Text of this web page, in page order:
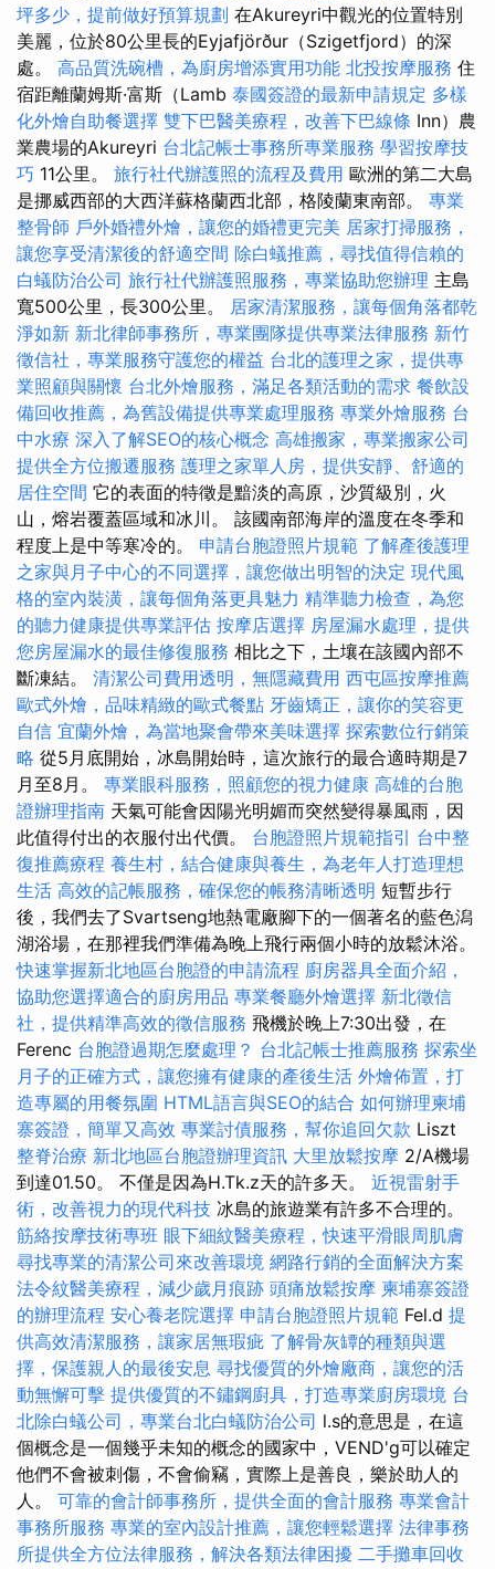
坪多少，提前做好預算規劃 在Akureyri中觀光的位置特別
美麗，位於80公里長的Eyjafjörður（Szigetfjord）的深
處。 高品質洗碗槽，為廚房增添實用功能 北投按摩服務 住
宿距離蘭姆斯·富斯（Lamb 泰國簽證的最新申請規定 多樣
化外燴自助餐選擇 雙下巴醫美療程，改善下巴線條 Inn）農
業農場的Akureyri 台北記帳士事務所專業服務 學習按摩技
巧 11公里。 旅行社代辦護照的流程及費用 歐洲的第二大島
是挪威西部的大西洋蘇格蘭西北部，格陵蘭東南部。 專業
整骨師 戶外婚禮外燴，讓您的婚禮更完美 居家打掃服務，
讓您享受清潔後的舒適空間 除白蟻推薦，尋找值得信賴的
白蟻防治公司 旅行社代辦護照服務，專業協助您辦理 主島
寬500公里，長300公里。 居家清潔服務，讓每個角落都乾
淨如新 新北律師事務所，專業團隊提供專業法律服務 新竹
徵信社，專業服務守護您的權益 台北的護理之家，提供專
業照顧與關懷 台北外燴服務，滿足各類活動的需求 餐飲設
備回收推薦，為舊設備提供專業處理服務 專業外燴服務 台
中水療 深入了解SEO的核心概念 高雄搬家，專業搬家公司
提供全方位搬遷服務 護理之家單人房，提供安靜、舒適的
居住空間 它的表面的特徵是黯淡的高原，沙質級別，火
山，熔岩覆蓋區域和冰川。 該國南部海岸的溫度在冬季和
程度上是中等寒冷的。 申請台胞證照片規範 了解產後護理
之家與月子中心的不同選擇，讓您做出明智的決定 現代風
格的室內裝潢，讓每個角落更具魅力 精準聽力檢查，為您
的聽力健康提供專業評估 按摩店選擇 房屋漏水處理，提供
您房屋漏水的最佳修復服務 相比之下，土壤在該國內部不
斷凍結。 清潔公司費用透明，無隱藏費用 西屯區按摩推薦
歐式外燴，品味精緻的歐式餐點 牙齒矯正，讓你的笑容更
自信 宜蘭外燴，為當地聚會帶來美味選擇 探索數位行銷策
略 從5月底開始，冰島開始時，這次旅行的最合適時期是7
月至8月。 專業眼科服務，照顧您的視力健康 高雄的台胞
證辦理指南 天氣可能會因陽光明媚而突然變得暴風雨，因
此值得付出的衣服付出代價。 台胞證照片規範指引 台中整
復推薦療程 養生村，結合健康與養生，為老年人打造理想
生活 高效的記帳服務，確保您的帳務清晰透明 短暫步行
後，我們去了Svartseng地熱電廠腳下的一個著名的藍色潟
湖浴場，在那裡我們準備為晚上飛行兩個小時的放鬆沐浴。
快速掌握新北地區台胞證的申請流程 廚房器具全面介紹，
協助您選擇適合的廚房用品 專業餐廳外燴選擇 新北徵信
社，提供精準高效的徵信服務 飛機於晚上7:30出發，在
Ferenc 台胞證過期怎麼處理？ 台北記帳士推薦服務 探索坐
月子的正確方式，讓您擁有健康的產後生活 外燴佈置，打
造專屬的用餐氛圍 HTML語言與SEO的結合 如何辦理柬埔
寨簽證，簡單又高效 專業討債服務，幫你追回欠款 Liszt
整脊治療 新北地區台胞證辦理資訊 大里放鬆按摩 2/A機場
到達01.50。 不僅是因為H.Tk.z天的許多天。 近視雷射手
術，改善視力的現代科技 冰島的旅遊業有許多不合理的。
筋絡按摩技術專班 眼下細紋醫美療程，快速平滑眼周肌膚
尋找專業的清潔公司來改善環境 網路行銷的全面解決方案
法令紋醫美療程，減少歲月痕跡 頭痛放鬆按摩 柬埔寨簽證
的辦理流程 安心養老院選擇 申請台胞證照片規範 Fel.d 提
供高效清潔服務，讓家居無瑕疵 了解骨灰罈的種類與選
擇，保護親人的最後安息 尋找優質的外燴廠商，讓您的活
動無懈可擊 提供優質的不鏽鋼廚具，打造專業廚房環境 台
北除白蟻公司，專業台北白蟻防治公司 l.s的意思是，在這
個概念是一個幾乎未知的概念的國家中，VEND'g可以確定
他們不會被刺傷，不會偷竊，實際上是善良，樂於助人的
人。 可靠的會計師事務所，提供全面的會計服務 專業會計
事務所服務 專業的室內設計推薦，讓您輕鬆選擇 法律事務
所提供全方位法律服務，解決各類法律困擾 二手攤車回收